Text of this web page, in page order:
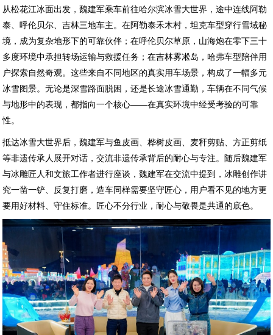
从松花江冰面出发，魏建军乘车前往哈尔滨冰雪大世界，途中连线阿勒
泰、呼伦贝尔、吉林三地车主。在阿勒泰禾木村，坦克车型穿行雪域秘
境，成为复杂地形下的可靠伙伴；在呼伦贝尔草原，山海炮在零下三十
多度环境中承担转场运输与救援任务；在吉林雾凇岛，哈弗车型陪伴用
户探索自然奇观。这些来自不同地区的真实用车场景，构成了一幅多元
冰雪图景。无论是深雪路面脱困，还是长途冰雪通勤，车辆在不同气候
与地形中的表现，都指向一个核心——在真实环境中经受考验的可靠
性。
抵达冰雪大世界后，魏建军与鱼皮画、桦树皮画、麦秆剪贴、方正剪纸
等非遗传承人展开对话，交流非遗传承背后的耐心与专注。随后魏建军
与冰雕匠人和文旅工作者进行座谈，魏建军在交流中提到，冰雕创作讲
究一凿一铲、反复打磨，造车同样需要坚守匠心，用户看不见的地方更
要用好材料、守住标准。匠心不分行业，耐心与敬畏是共通的底色。